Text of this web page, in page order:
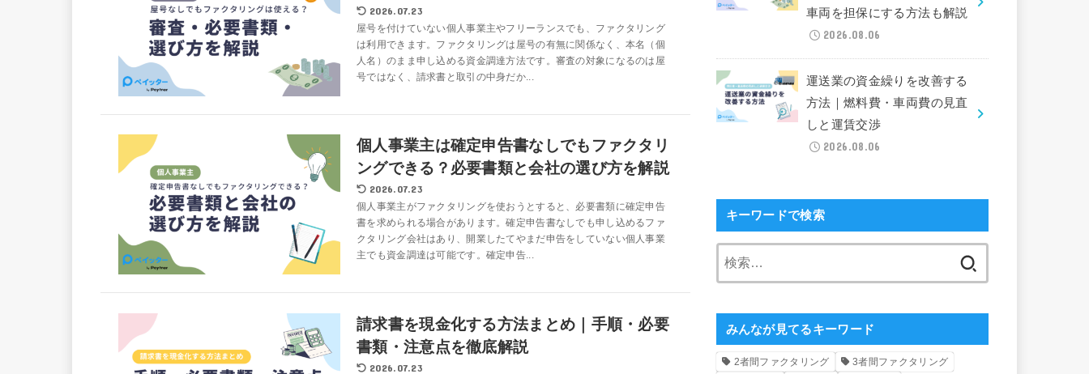
2026.07.23
屋号を付けていない個人事業主やフリーランスでも、ファクタリング
は利用できます。ファクタリングは屋号の有無に関係なく、本名（個
人名）のまま申し込める資金調達方法です。審査の対象になるのは屋
号ではなく、請求書と取引の中身だか...
個人事業主は確定申告書なしでもファクタリ
ングできる？必要書類と会社の選び方を解説
2026.07.23
個人事業主がファクタリングを使おうとすると、必要書類に確定申告
書を求められる場合があります。確定申告書なしでも申し込めるファ
クタリング会社はあり、開業したてやまだ申告をしていない個人事業
主でも資金調達は可能です。確定申告...
請求書を現金化する方法まとめ｜手順・必要
書類・注意点を徹底解説
2026.07.23
車両を担保にする方法も解説
2026.08.06
運送業の資金繰りを改善する
方法｜燃料費・車両費の見直
しと運賃交渉
2026.08.06
キーワードで検索
みんなが見てるキーワード
2者間ファクタリング
3者間ファクタリング